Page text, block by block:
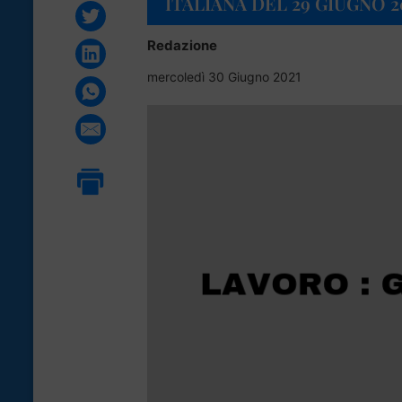
Redazione
mercoledì 30 Giugno 2021